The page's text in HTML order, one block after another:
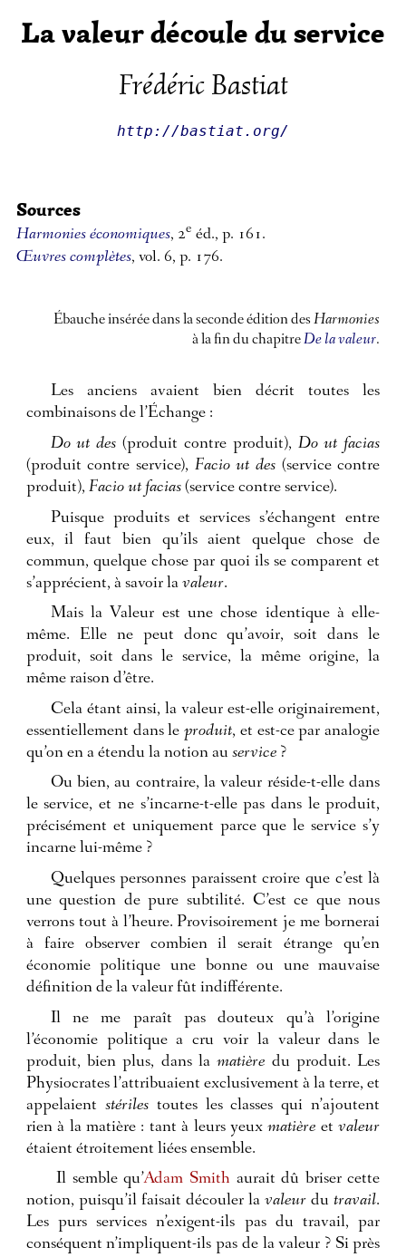
La valeur découle du service
Frédéric Bastiat
http://bastiat.org/
Sources
Harmonies économiques, 2e éd., p. 161.
Œuvres complètes, vol. 6, p. 176.
Ébauche insérée dans la seconde édition desHarmonies
à la fin du chapitreDe la valeur.
Les anciens avaient bien décrit toutes les
combinaisons de l’Échange :
Do ut des (produit contre produit), Do ut facias
(produit contre service), Facio ut des(service contre
produit), Facio ut facias(service contre service).
Puisque produits et services s’échangent entre
eux, il faut bien qu’ils aient quelque chose de
commun, quelque chose par quoi ils se comparent et
s’apprécient, à savoir la valeur.
Mais la Valeur est une chose identique à elle-
même. Elle ne peut donc qu’avoir, soit dans le
produit, soit dans le service, la même origine, la
même raison d’être.
Cela étant ainsi, la valeur est-elle originairement,
essentiellement dans leproduit, et est-ce par analogie
qu’on en a étendu la notion au service?
Ou bien, au contraire, la valeur réside-t-elle dans
le service, et ne s’incarne-t-elle pas dans le produit,
précisément et uniquement parce que le service s’y
incarne lui-même ?
Quelques personnes paraissent croire que c’est là
une question de pure subtilité. C’est ce que nous
verrons tout à l’heure. Provisoirement je me bornerai
à faire observer combien il serait étrange qu’en
économie politique une bonne ou une mauvaise
définition de la valeur fût indifférente.
Il ne me paraît pas douteux qu’à l’origine
l’économie politique a cru voir la valeur dans le
produit, bien plus, dans lamatière du produit. Les
Physiocrates l’attribuaient exclusivement à la terre, et
appelaient stérilestoutes les classes qui n’ajoutent
rien à la matière : tant à leurs yeuxmatière etvaleur
étaient étroitement liées ensemble.
Il semble qu’Adam Smith aurait dû briser cette
notion, puisqu’il faisait découler lavaleur dutravail.
Les purs services n’exigent-ils pas du travail, par
conséquent n’impliquent-ils pas de la valeur ? Si près